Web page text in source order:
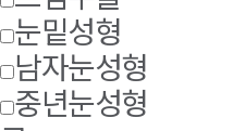
눈밑성형
남자눈성형
중년눈성형